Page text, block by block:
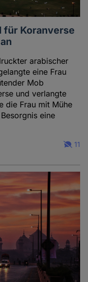
für Koranverse
arabischer
eine Frau
Mob
und verlangte
die Frau mit Mühe
eine
11